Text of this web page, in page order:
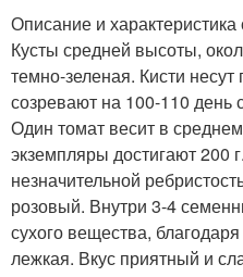
Описание и характеристика
Кусты средней высоты,
темно-зеленая. Кисти
созревают на 100-110 день
Один томат весит в
экземпляры достигают 200
незначительной
розовый. Внутри 3-4
сухого вещества,
лежкая. Вкус приятный и